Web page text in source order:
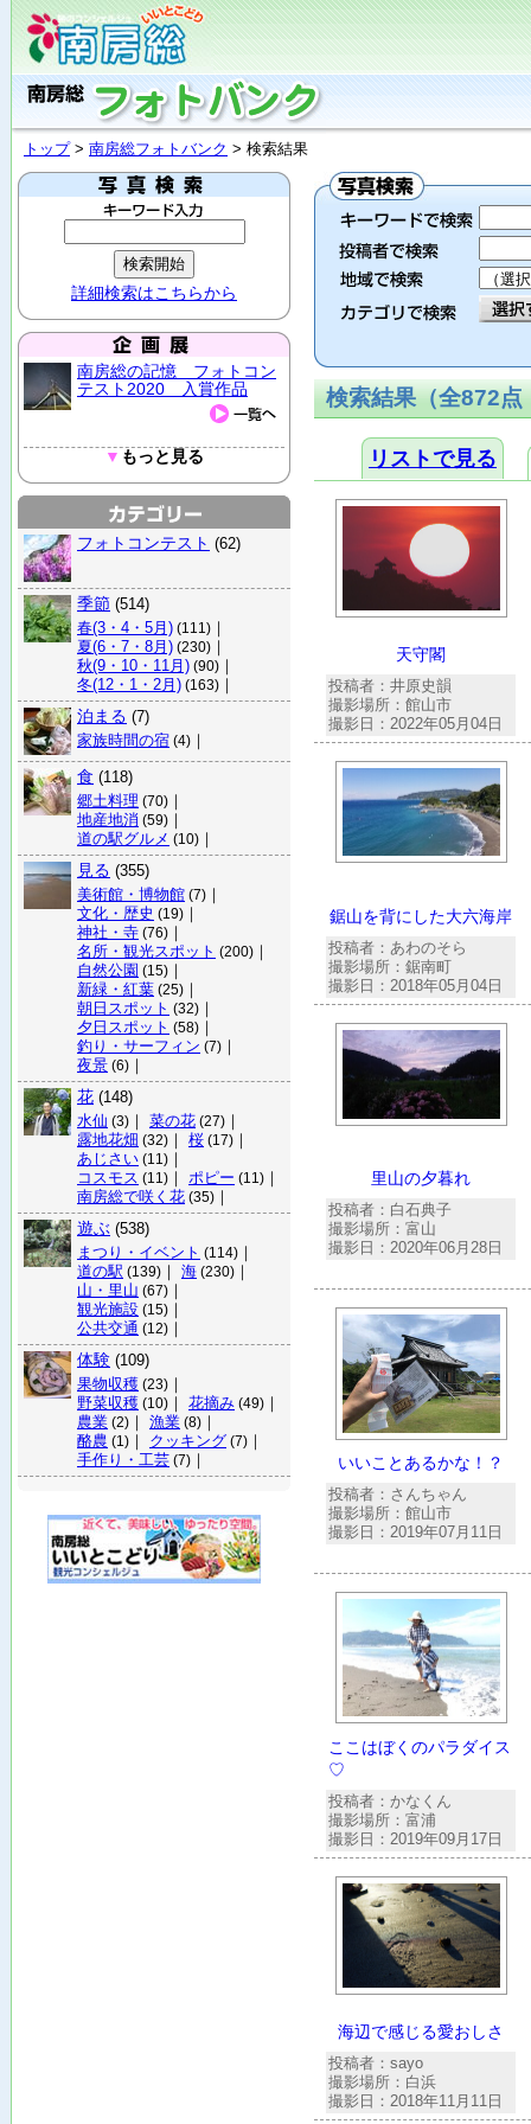
トップ> 南房総フォトバンク > 検索結果
詳細検索はこちらから
南房総の記憶 フォトコン
テスト2020 入賞作品
▼ もっと見る
フォトコンテスト (62)
季節 (514)
春(3・4・5月) (111) ｜
夏(6・7・8月) (230) ｜
秋(9・10・11月) (90) ｜
冬(12・1・2月) (163) ｜
泊まる (7)
家族時間の宿 (4) ｜
食 (118)
郷土料理 (70) ｜
地産地消 (59) ｜
道の駅グルメ (10) ｜
見る (355)
美術館・博物館 (7) ｜
文化・歴史 (19) ｜
神社・寺 (76) ｜
名所・観光スポット (200) ｜
自然公園 (15) ｜
新緑・紅葉 (25) ｜
朝日スポット (32) ｜
夕日スポット (58) ｜
釣り・サーフィン (7) ｜
夜景 (6) ｜
花 (148)
水仙 (3) ｜ 菜の花 (27) ｜
露地花畑 (32) ｜ 桜 (17) ｜
あじさい (11) ｜
コスモス (11) ｜ ポピー (11) ｜
南房総で咲く花 (35) ｜
遊ぶ (538)
まつり・イベント (114) ｜
道の駅 (139) ｜ 海 (230) ｜
山・里山 (67) ｜
観光施設 (15) ｜
公共交通 (12) ｜
体験 (109)
果物収穫 (23) ｜
野菜収穫 (10) ｜ 花摘み (49) ｜
農業 (2) ｜ 漁業 (8) ｜
酪農 (1) ｜ クッキング (7) ｜
手作り・工芸 (7) ｜
検索結果（全872点
リストで見る
天守閣
投稿者：井原史韻
撮影場所：館山市
撮影日：2022年05月04日
鋸山を背にした大六海岸
投稿者：あわのそら
撮影場所：鋸南町
撮影日：2018年05月04日
里山の夕暮れ
投稿者：白石典子
撮影場所：富山
撮影日：2020年06月28日
いいことあるかな！？
投稿者：さんちゃん
撮影場所：館山市
撮影日：2019年07月11日
ここはぼくのパラダイス
♡
投稿者：かなくん
撮影場所：富浦
撮影日：2019年09月17日
海辺で感じる愛おしさ
投稿者：sayo
撮影場所：白浜
撮影日：2018年11月11日